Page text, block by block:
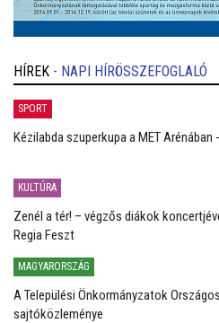
HÍREK - NAPI HÍRÖSSZEFOGLALÓ
SPORT
Kézilabda szuperkupa a MET
KULTÚRA
Zenél a tér! – végzős diákok
Regia Feszt
MAGYARORSZÁG
A Települési Önkormányzatok
sajtóközleménye